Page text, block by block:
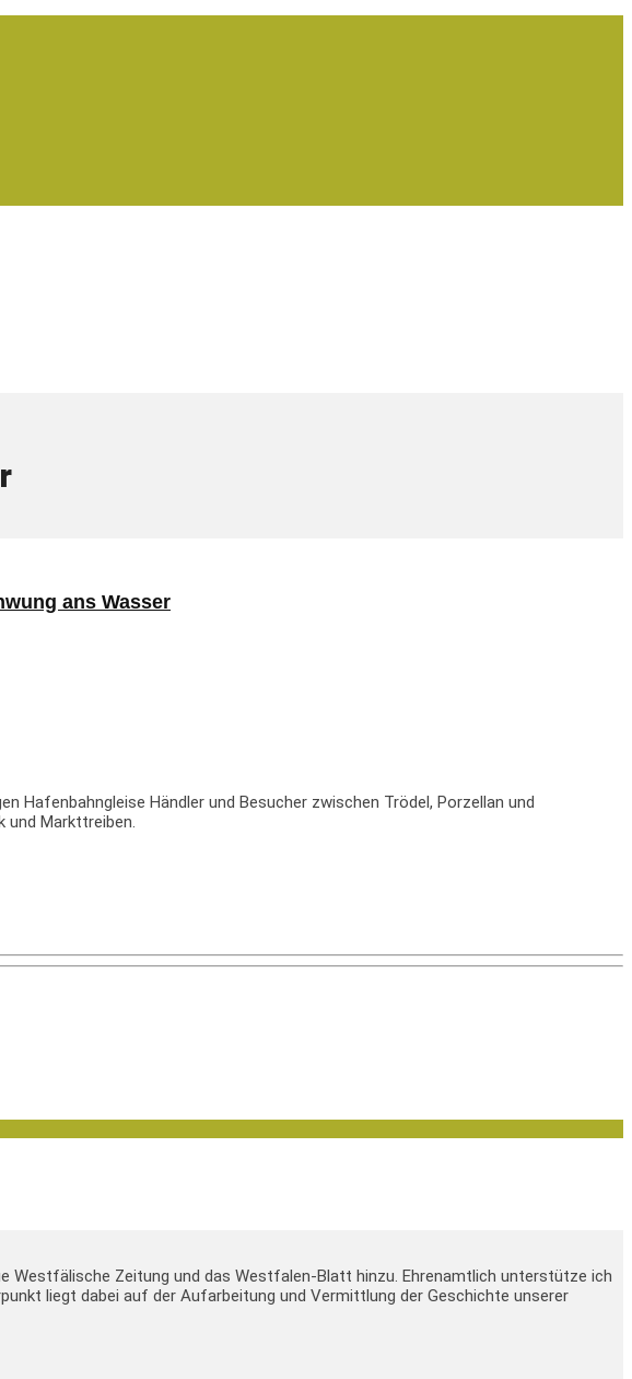
ans Wasser
Hafenbahngleise Händler und Besucher zwischen Trödel, Porzellan und
und Markttreiben.
Westfälische Zeitung und das Westfalen-Blatt hinzu. Ehrenamtlich unterstütze ich
liegt dabei auf der Aufarbeitung und Vermittlung der Geschichte unserer